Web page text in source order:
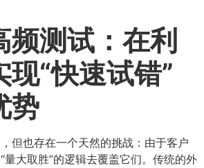
频测试：在利
“快速试错”
势
但也存在一个天然的挑战：由于客户
量大取胜”的逻辑去覆盖它们。传统的外